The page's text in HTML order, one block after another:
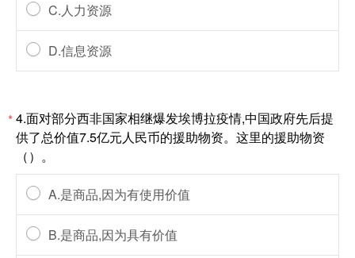
C.人力资源
D.信息资源
*4.面对部分西非国家相继爆发埃博拉疫情,中国政府先后提
供了总价值7.5亿元人民币的援助物资。这里的援助物资
（）。
A.是商品,因为有使用价值
B.是商品,因为具有价值